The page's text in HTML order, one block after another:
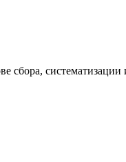
сбора, систематизации